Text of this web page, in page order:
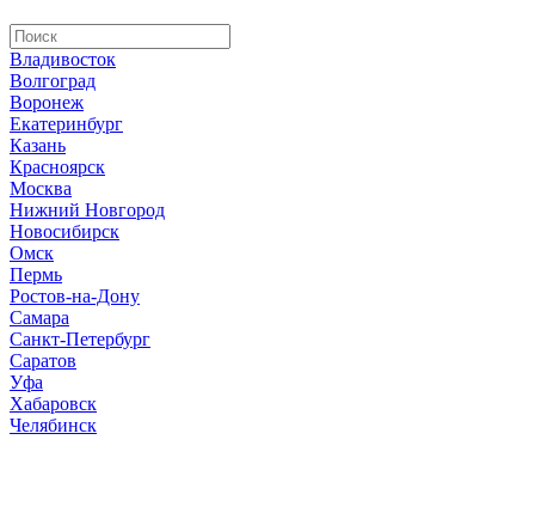
Владивосток
Волгоград
Воронеж
Екатеринбург
Казань
Красноярск
Москва
Нижний Новгород
Новосибирск
Омск
Пермь
Ростов-на-Дону
Самара
Санкт-Петербург
Саратов
Уфа
Хабаровск
Челябинск